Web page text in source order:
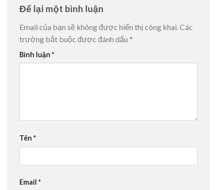
Để lại một bình luận
Email của bạn sẽ không được hiển thị công khai. Các
trường bắt buộc được đánh dấu *
Bình luận *
Tên *
Email *